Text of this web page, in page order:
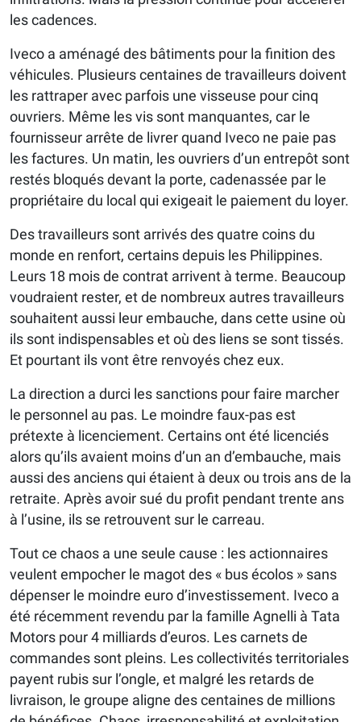
les cadences.
Iveco a aménagé des bâtiments pour la finition des
véhicules. Plusieurs centaines de travailleurs doivent
les rattraper avec parfois une visseuse pour cinq
ouvriers. Même les vis sont manquantes, car le
fournisseur arrête de livrer quand Iveco ne paie pas
les factures. Un matin, les ouvriers d’un entrepôt sont
restés bloqués devant la porte, cadenassée par le
propriétaire du local qui exigeait le paiement du loyer.
Des travailleurs sont arrivés des quatre coins du
monde en renfort, certains depuis les Philippines.
Leurs 18 mois de contrat arrivent à terme. Beaucoup
voudraient rester, et de nombreux autres travailleurs
souhaitent aussi leur embauche, dans cette usine où
ils sont indispensables et où des liens se sont tissés.
Et pourtant ils vont être renvoyés chez eux.
La direction a durci les sanctions pour faire marcher
le personnel au pas. Le moindre faux-pas est
prétexte à licenciement. Certains ont été licenciés
alors qu’ils avaient moins d’un an d’embauche, mais
aussi des anciens qui étaient à deux ou trois ans de la
retraite. Après avoir sué du profit pendant trente ans
à l’usine, ils se retrouvent sur le carreau.
Tout ce chaos a une seule cause : les actionnaires
veulent empocher le magot des « bus écolos » sans
dépenser le moindre euro d’investissement. Iveco a
été récemment revendu par la famille Agnelli à Tata
Motors pour 4 milliards d’euros. Les carnets de
commandes sont pleins. Les collectivités territoriales
payent rubis sur l’ongle, et malgré les retards de
livraison, le groupe aligne des centaines de millions